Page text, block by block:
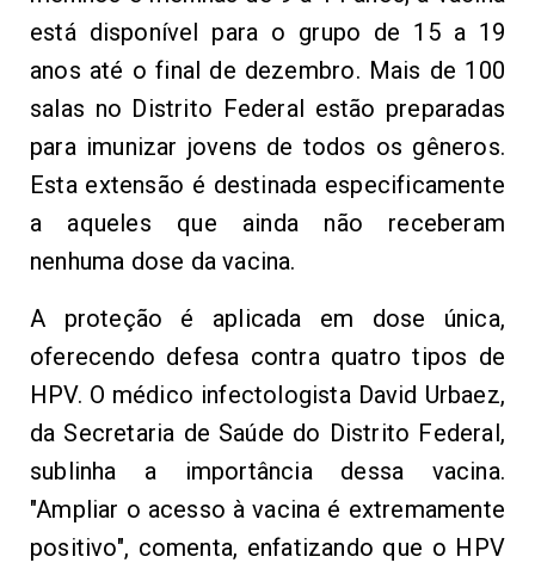
está disponível para o grupo de 15 a
anos até o final de dezembro. Mais de 1 00
salas no Distrito Federal estão preparadas
para imunizar jovens
Esta extensão é destinada especificamente
a aqueles que ainda não receberam
nenhuma dose da vacina.
A
proteção é aplicada em dose única,
oferecendo defesa
HPV. O médico infectologista David Urbaez,
da Secretaria de Saúde do Distrito Federal,
sublinha a importância dessa vacina.
"Ampliar o acesso à vacina é extremamente
positivo", comenta, enfatizando que o